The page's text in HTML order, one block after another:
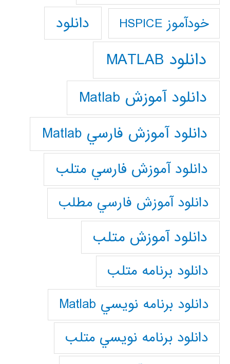
خودآموز HSPICE دانلود
دانلود MATLAB
دانلود آموزش Matlab
دانلود آموزش فارسي Matlab
دانلود آموزش فارسي متلب
دانلود آموزش فارسي مطلب
دانلود آموزش متلب
دانلود برنامه متلب
دانلود برنامه نويسي Matlab
دانلود برنامه نويسي متلب